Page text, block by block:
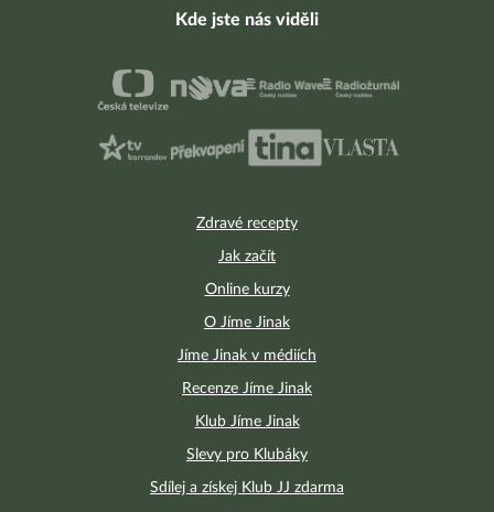
Zdravé recepty
Jak začít
Online kurzy
O Jíme Jinak
Jíme Jinak v médiích
Recenze Jíme Jinak
Klub Jíme Jinak
Slevy pro Klubáky
Sdílej a získej Klub JJ zdarma
Kde jste nás viděli